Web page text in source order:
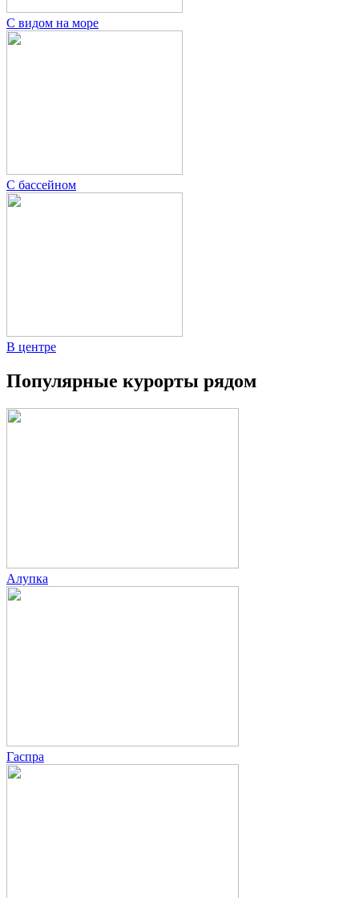
С видом на море
С бассейном
В центре
Популярные курорты рядом
Алупка
Гаспра